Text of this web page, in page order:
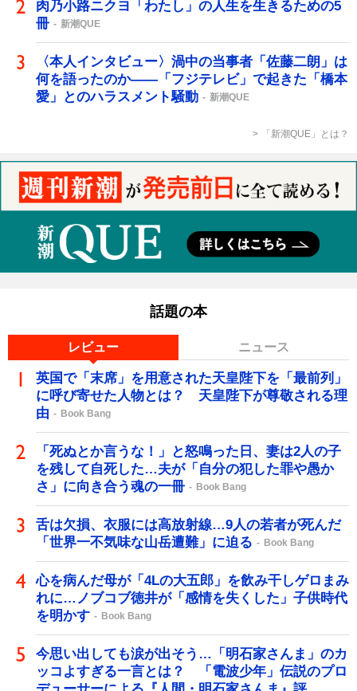
肉乃小路ニクヨ「わたし」の人生を生きるための5
冊
新潮QUE
〈本人インタビュー〉渦中の当事者「佐藤二朗」は
何を語ったのか――「フジテレビ」で起きた「橋本
愛」とのハラスメント騒動
新潮QUE
「新潮QUE」とは？
話題の本
レビュー ニュース
英国で「末席」を用意された天皇陛下を「最前列」
に呼び寄せた人物とは？ 天皇陛下が尊敬される理
由
Book Bang
「死ぬとか言うな！」と怒鳴った日、妻は2人の子
を残して自死した…夫が「自分の犯した罪や愚か
さ」に向き合う魂の一冊
Book Bang
舌は欠損、衣服には高放射線…9人の若者が死んだ
「世界一不気味な山岳遭難」に迫る
Book Bang
心を病んだ母が「4Lの大五郎」を飲み干しゲロまみ
れに…ノブコブ徳井が「感情を失くした」子供時代
を明かす
Book Bang
今思い出しても涙が出そう…「明石家さんま」のカ
ッコよすぎる一言とは？ 「電波少年」伝説のプロ